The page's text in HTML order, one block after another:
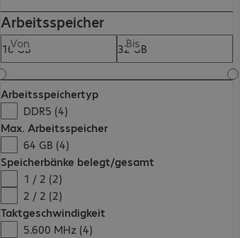
Arbeitsspeicher
Von Bis
Arbeitsspeichertyp
DDR5 (4)
Max. Arbeitsspeicher
64 GB (4)
Speicherbänke belegt/gesamt
1 / 2 (2)
2 / 2 (2)
Taktgeschwindigkeit
5.600 MHz (4)